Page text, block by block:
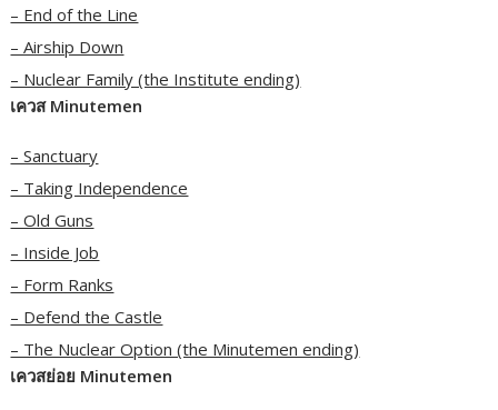
– End of the Line
– Airship Down
– Nuclear Family (the Institute ending)
เควส Minutemen
– Sanctuary
– Taking Independence
– Old Guns
– Inside Job
– Form Ranks
– Defend the Castle
– The Nuclear Option (the Minutemen ending)
เควสย่อย Minutemen